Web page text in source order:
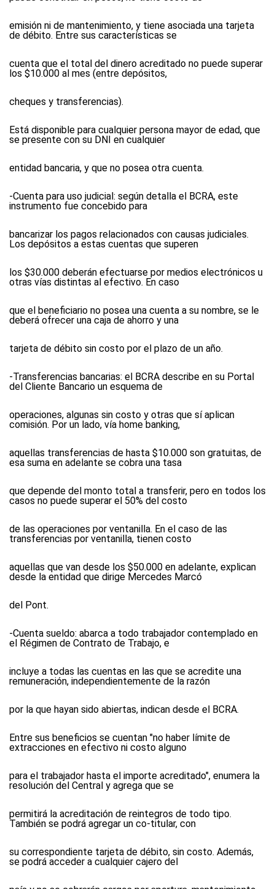
emisión ni de mantenimiento, y tiene asociada una tarjeta
de débito. Entre sus características se
cuenta que el total del dinero acreditado no puede superar
los $10.000 al mes (entre depósitos,
cheques y transferencias).
Está disponible para cualquier persona mayor de edad, que
se presente con su DNI en cualquier
entidad bancaria, y que no posea otra cuenta.
-Cuenta para uso judicial: según detalla el BCRA, este
instrumento fue concebido para
bancarizar los pagos relacionados con causas judiciales.
Los depósitos a estas cuentas que superen
los $30.000 deberán efectuarse por medios electrónicos u
otras vías distintas al efectivo. En caso
que el beneficiario no posea una cuenta a su nombre, se le
deberá ofrecer una caja de ahorro y una
tarjeta de débito sin costo por el plazo de un año.
-Transferencias bancarias: el BCRA describe en su Portal
del Cliente Bancario un esquema de
operaciones, algunas sin costo y otras que sí aplican
comisión. Por un lado, vía home banking,
aquellas transferencias de hasta $10.000 son gratuitas, de
esa suma en adelante se cobra una tasa
que depende del monto total a transferir, pero en todos los
casos no puede superar el 50% del costo
de las operaciones por ventanilla. En el caso de las
transferencias por ventanilla, tienen costo
aquellas que van desde los $50.000 en adelante, explican
desde la entidad que dirige Mercedes Marcó
del Pont.
-Cuenta sueldo: abarca a todo trabajador contemplado en
el Régimen de Contrato de Trabajo, e
incluye a todas las cuentas en las que se acredite una
remuneración, independientemente de la razón
por la que hayan sido abiertas, indican desde el BCRA.
Entre sus beneficios se cuentan "no haber límite de
extracciones en efectivo ni costo alguno
para el trabajador hasta el importe acreditado", enumera la
resolución del Central y agrega que se
permitirá la acreditación de reintegros de todo tipo.
También se podrá agregar un co-titular, con
su correspondiente tarjeta de débito, sin costo. Además,
se podrá acceder a cualquier cajero del